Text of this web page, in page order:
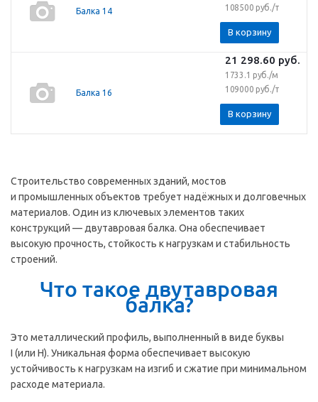
Балка 14
108500 руб./т
В корзину
Балка 16
21 298.60 руб.
1733.1 руб./м
109000 руб./т
В корзину
Строительство современных зданий, мостов
и промышленных объектов требует надёжных и долговечных
материалов. Один из ключевых элементов таких
конструкций — двутавровая балка. Она обеспечивает
высокую прочность, стойкость к нагрузкам и стабильность
строений.
Что такое двутавровая
балка?
Это металлический профиль, выполненный в виде буквы
I (или Н). Уникальная форма обеспечивает высокую
устойчивость к нагрузкам на изгиб и сжатие при минимальном
расходе материала.